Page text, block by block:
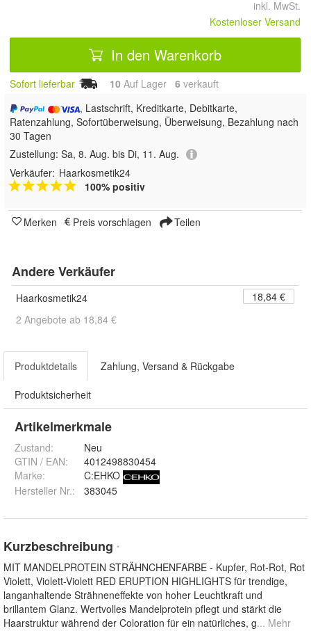
inkl. MwSt.
Kostenloser Versand
In den Warenkorb
Sofort lieferbar 10 Auf Lager 6 verkauft
, Lastschrift, Kreditkarte, Debitkarte,
Ratenzahlung, Sofortüberweisung, Überweisung, Bezahlung nach
30 Tagen
Zustellung: Sa, 8. Aug. bis Di, 11. Aug.
Verkäufer: Haarkosmetik24
100% positiv
Merken Preis vorschlagen Teilen
Andere Verkäufer
Haarkosmetik24
18,84 €
2 Angebote ab 18,84 €
Produktdetails Zahlung, Versand & Rückgabe
Produktsicherheit
Artikelmerkmale
Zustand:
Neu
GTIN / EAN:
4012498830454
Marke:
C:EHKO
Hersteller Nr.:
383045
Kurzbeschreibung *
MIT MANDELPROTEIN STRÄHNCHENFARBE - Kupfer, Rot-Rot, Rot
Violett, Violett-Violett RED ERUPTION HIGHLIGHTS für trendige,
langanhaltende Strähneneffekte von hoher Leuchtkraft und
brillantem Glanz. Wertvolles Mandelprotein pflegt und stärkt die
Haarstruktur während der Coloration für ein natürliches, g... Mehr